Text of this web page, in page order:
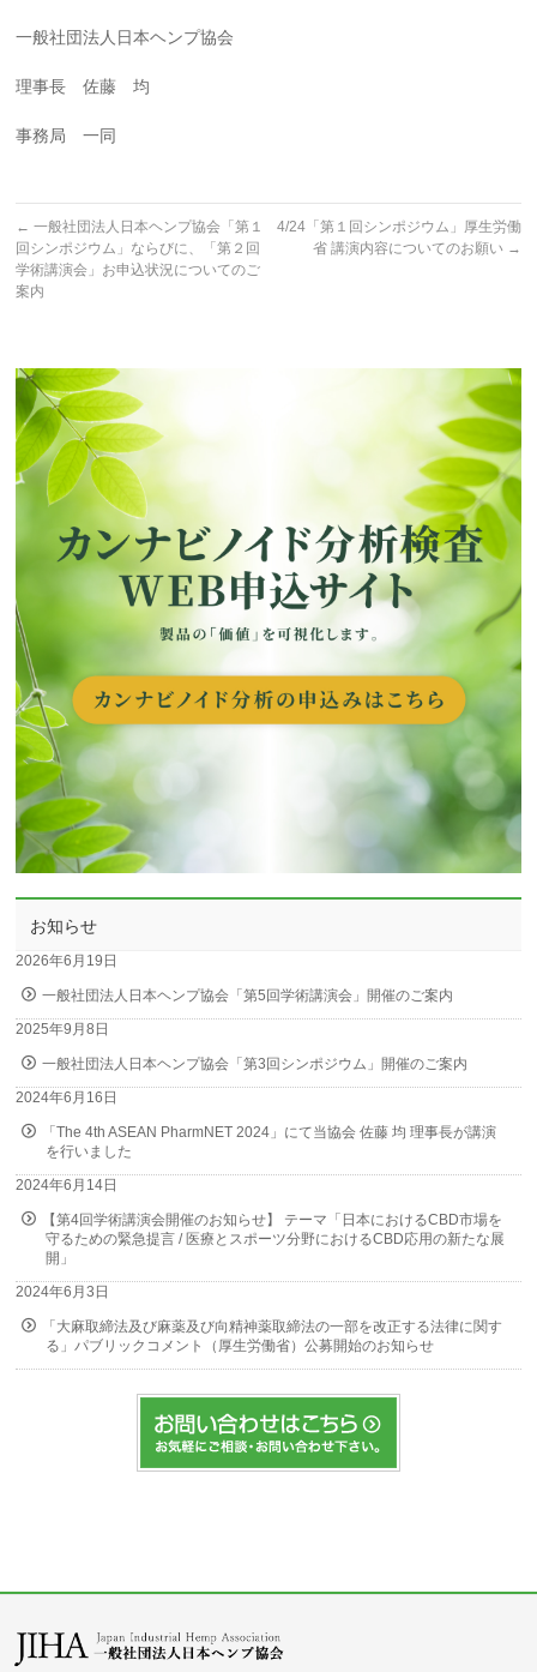
一般社団法人日本ヘンプ協会
理事長 佐藤 均
事務局 一同
← 一般社団法人日本ヘンプ協会「第１
回シンポジウム」ならびに、「第２回
学術講演会」お申込状況についてのご
案内
4/24「第１回シンポジウム」厚生労働
省 講演内容についてのお願い →
お知らせ
2026年6月19日
一般社団法人日本ヘンプ協会「第5回学術講演会」開催のご案内
2025年9月8日
一般社団法人日本ヘンプ協会「第3回シンポジウム」開催のご案内
2024年6月16日
「The 4th ASEAN PharmNET 2024」にて当協会 佐藤 均 理事長が講演
を行いました
2024年6月14日
【第4回学術講演会開催のお知らせ】 テーマ「日本におけるCBD市場を
守るための緊急提言 / 医療とスポーツ分野におけるCBD応用の新たな展
開」
2024年6月3日
「大麻取締法及び麻薬及び向精神薬取締法の一部を改正する法律に関す
る」パブリックコメント（厚生労働省）公募開始のお知らせ